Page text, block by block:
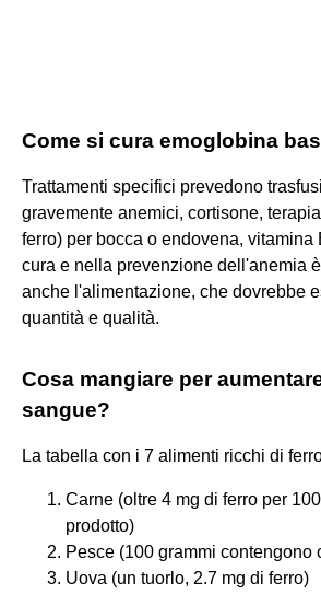
Come si cura emoglobina
Trattamenti specifici prevedono
gravemente anemici, cortisone,
ferro) per bocca o endovena, vitamina
cura e nella prevenzione dell'anemia
anche l'alimentazione, che dovrebbe
quantità e qualità.
Cosa mangiare per
sangue?
La tabella con i 7 alimenti ricchi di
Carne (oltre 4 mg di ferro per
prodotto)
Pesce (100 grammi contengono
Uova (un tuorlo, 2.7 mg di ferro)